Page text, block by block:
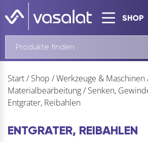
SHOP
Start/ Shop /Werkzeuge & Maschinen
Materialbearbeitung/ Senken,
Entgrater, Reibahlen
ENTGRATER, REIBAHLEN